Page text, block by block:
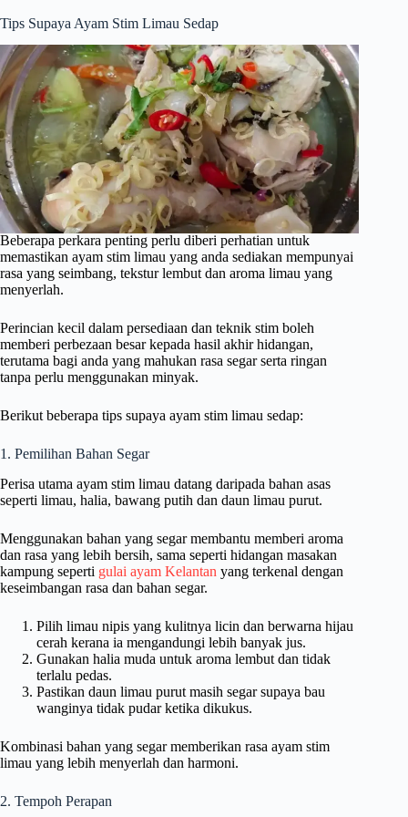
Tips Supaya Ayam Stim Limau Sedap
Beberapa perkara penting perlu diberi perhatian untuk
memastikan ayam stim limau yang anda sediakan mempunyai
rasa yang seimbang, tekstur lembut dan aroma limau yang
menyerlah.
Perincian kecil dalam persediaan dan teknik stim boleh
memberi perbezaan besar kepada hasil akhir hidangan,
terutama bagi anda yang mahukan rasa segar serta ringan
tanpa perlu menggunakan minyak.
Berikut beberapa tips supaya ayam stim limau sedap:
1. Pemilihan Bahan Segar
Perisa utama ayam stim limau datang daripada bahan asas
seperti limau, halia, bawang putih dan daun limau purut.
Menggunakan bahan yang segar membantu memberi aroma
dan rasa yang lebih bersih, sama seperti hidangan masakan
kampung seperti gulai ayam Kelantan yang terkenal dengan
keseimbangan rasa dan bahan segar.
Pilih limau nipis yang kulitnya licin dan berwarna hijau
cerah kerana ia mengandungi lebih banyak jus.
Gunakan halia muda untuk aroma lembut dan tidak
terlalu pedas.
Pastikan daun limau purut masih segar supaya bau
wanginya tidak pudar ketika dikukus.
Kombinasi bahan yang segar memberikan rasa ayam stim
limau yang lebih menyerlah dan harmoni.
2. Tempoh Perapan